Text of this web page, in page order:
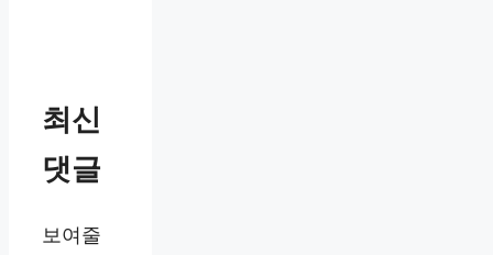
최신
댓글
보여줄